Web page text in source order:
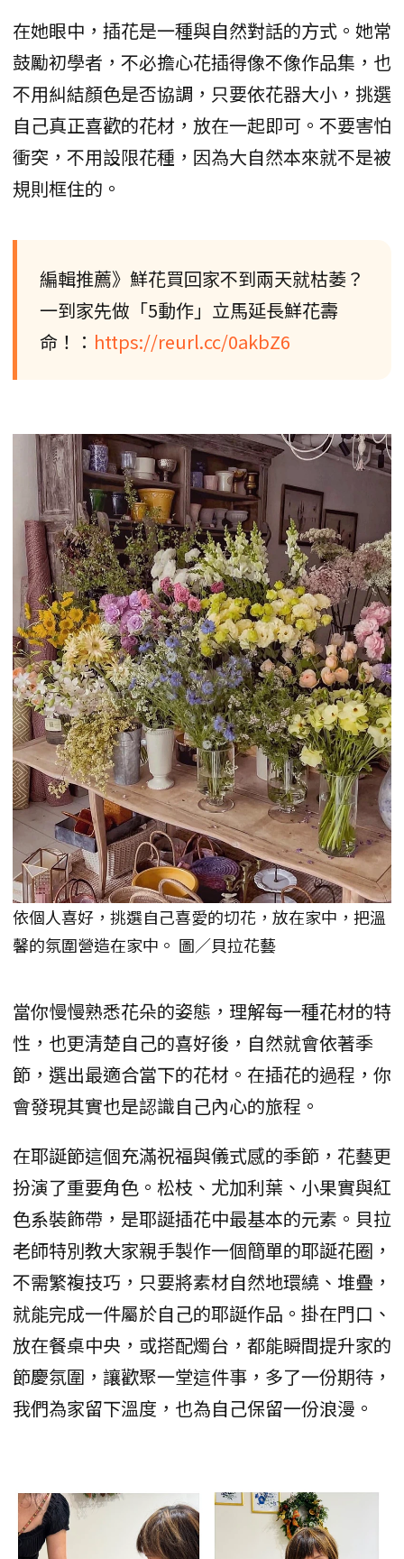
在她眼中，插花是一種與自然對話的方式。她常
鼓勵初學者，不必擔心花插得像不像作品集，也
不用糾結顏色是否協調，只要依花器大小，挑選
自己真正喜歡的花材，放在一起即可。不要害怕
衝突，不用設限花種，因為大自然本來就不是被
規則框住的。
編輯推薦》鮮花買回家不到兩天就枯萎？
一到家先做「5動作」立馬延長鮮花壽
命！： https://reurl.cc/0akbZ6
依個人喜好，挑選自己喜愛的切花，放在家中，把溫
馨的氛圍營造在家中。 圖／貝拉花藝
當你慢慢熟悉花朵的姿態，理解每一種花材的特
性，也更清楚自己的喜好後，自然就會依著季
節，選出最適合當下的花材。在插花的過程，你
會發現其實也是認識自己內心的旅程。
在耶誕節這個充滿祝福與儀式感的季節，花藝更
扮演了重要角色。松枝、尤加利葉、小果實與紅
色系裝飾帶，是耶誕插花中最基本的元素。貝拉
老師特別教大家親手製作一個簡單的耶誕花圈，
不需繁複技巧，只要將素材自然地環繞、堆疊，
就能完成一件屬於自己的耶誕作品。掛在門口、
放在餐桌中央，或搭配燭台，都能瞬間提升家的
節慶氛圍，讓歡聚一堂這件事，多了一份期待，
我們為家留下溫度，也為自己保留一份浪漫。